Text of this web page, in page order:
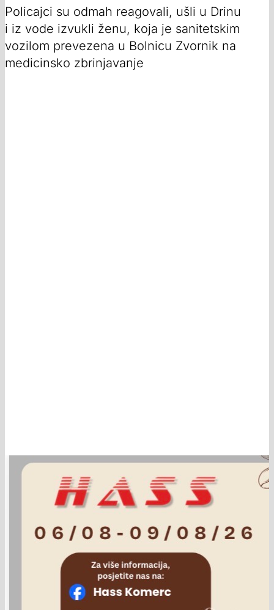
Policajci su odmah reagovali, ušli u Drinu
i iz vode izvukli ženu, koja je sanitetskim
vozilom prevezena u Bolnicu Zvornik na
medicinsko zbrinjavanje